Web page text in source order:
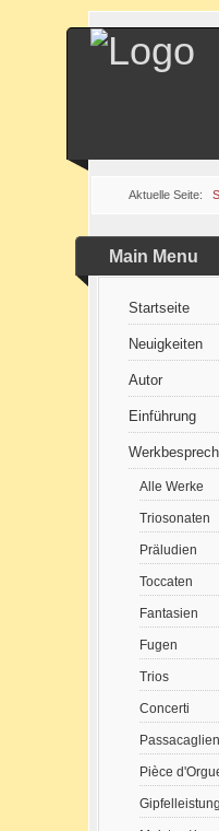
Aktuelle Seite:
Main Menu
Startseite
Neuigkeiten
Autor
Einführung
Alle Werke
Triosonaten
Präludien
Toccaten
Fantasien
Fugen
Trios
Concerti
Passacaglien
Pièce